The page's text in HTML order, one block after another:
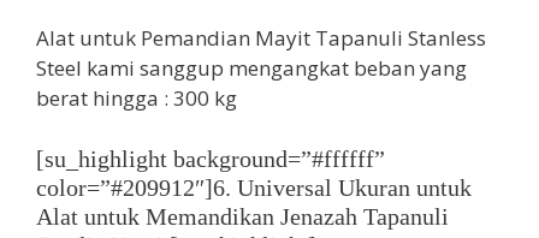
Alat untuk Pemandian Mayit Tapanuli Stanless
Steel kami sanggup mengangkat beban yang
berat hingga : 300 kg
[su_highlight background=”#ffffff”
color=”#209912″]6. Universal Ukuran untuk
Alat untuk Memandikan Jenazah Tapanuli